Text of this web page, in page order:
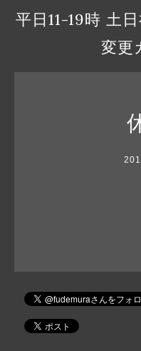
平日11-19時 土
変更